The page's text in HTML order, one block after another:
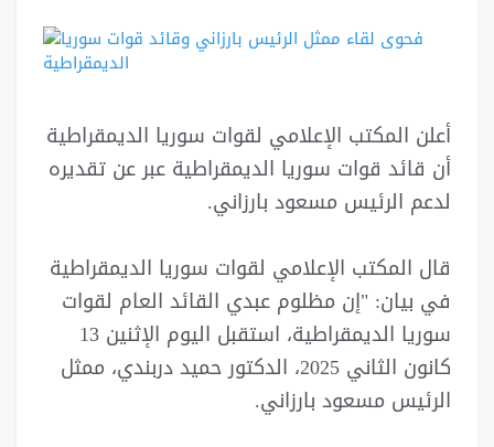
أعلن المكتب الإعلامي لقوات سوريا الديمقراطية
أن قائد قوات سوريا الديمقراطية عبر عن تقديره
لدعم الرئيس مسعود بارزاني.
قال المكتب الإعلامي لقوات سوريا الديمقراطية
في بيان: "إن مظلوم عبدي القائد العام لقوات
سوريا الديمقراطية، استقبل اليوم الإثنين 13
كانون الثاني 2025، الدكتور حميد دربندي، ممثل
الرئيس مسعود بارزاني.